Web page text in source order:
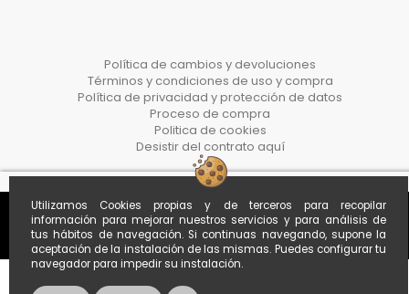
Utilizamos Cookies propias y de terceros para recopilar
información para mejorar nuestros servicios y para análisis de
tus hábitos de navegación. Si continuas navegando, supone la
aceptación de la instalación de las mismas. Puedes configurar tu
navegador para impedir su instalación.
Política de cambios y devoluciones
Términos y condiciones de uso y compra
Política de privacidad y protección de datos
Proceso de compra
Politica de cookies
Desistir del contrato aquí